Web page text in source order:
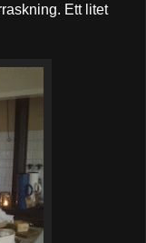
Ett litet